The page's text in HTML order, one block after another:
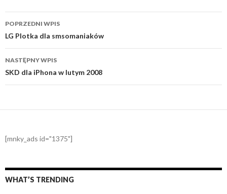
Zobacz
wpisy
POPRZEDNI WPIS
LG Plotka dla smsomaniaków
NASTĘPNY WPIS
SKD dla iPhona w lutym 2008
[mnky_ads id="1375"]
WHAT’S TRENDING